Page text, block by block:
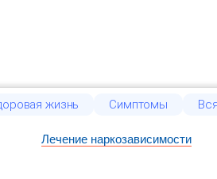
жизнь Симптомы
Лечение наркозависимости